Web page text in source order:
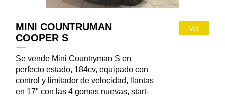
MINI COUNTRUMAN
COOPER S
Se vende Mini Countryman S en
perfecto estado, 184cv, equipado con
control y limitador de velocidad, llantas
en 17" con las 4 gomas nuevas, start-
Ver